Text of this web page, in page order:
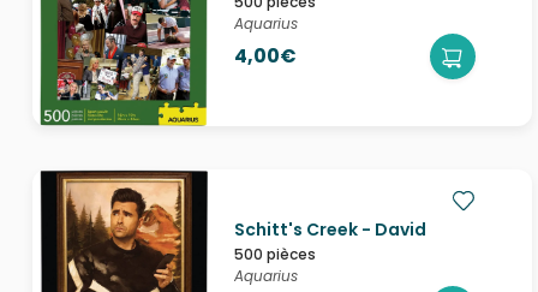
Aquarius
4,00€
Schitt's Creek - David
500 pièces
Aquarius